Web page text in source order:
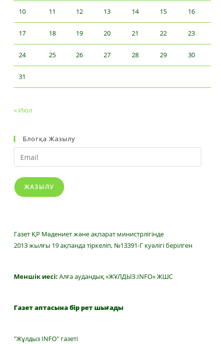
10 11 12 13 14 15 16
17 18 19 20 21 22 23
24 25 26 27 28 29 30
31
« Июл
Блогқа Жазылу
Email
ЖАЗЫЛУ
Газет ҚР Мәдениет және ақпарат министрлігінде
2013 жылғы 19 ақпанда тіркеліп, №13391-Г куәлігі берілген
Меншік иесі: Алға аудандық «ЖҰЛДЫЗ.INFO» ЖШС
Газет аптасына бір рет шығады
"Жұлдыз INFO" газеті